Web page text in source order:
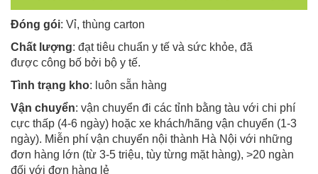
Đóng gói: Vỉ, thùng carton
Chất lượng: đạt tiêu chuẩn y tế và sức khỏe, đã
được công bố bởi bộ y tế.
Tình trạng kho: luôn sẵn hàng
Vận chuyển: vận chuyển đi các tỉnh bằng tàu với chi phí
cực thấp (4-6 ngày) hoặc xe khách/hãng vận chuyển (1-3
ngày). Miễn phí vận chuyển nội thành Hà Nội với những
đơn hàng lớn (từ 3-5 triệu, tùy từng mặt hàng), >20 ngàn
đối với đơn hàng lẻ